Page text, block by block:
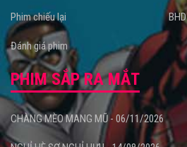
Phim chiếu lại
Đánh giá phim
BHD
PHIM SẮP RA MẮT
CHÀNG MÈO MANG MŨ - 06/11/2026